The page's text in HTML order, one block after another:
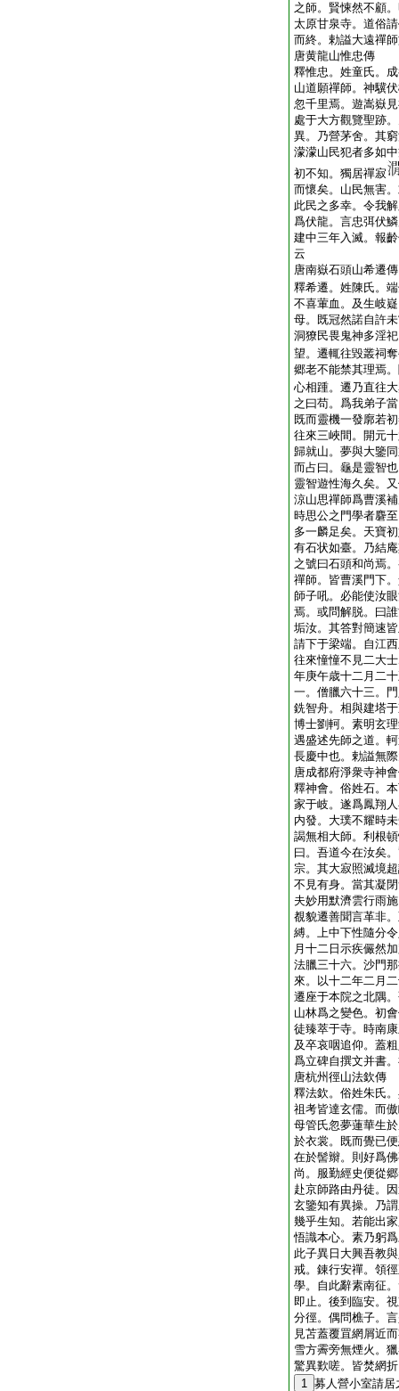
之師。賢悚然不顧
太原甘泉寺。道俗
而終。勅謚大遠禪
唐黄龍山惟忠傳
釋惟忠。姓童氏。
山道願禪師。神驥
忽千里焉。遊嵩嶽
處于大方觀覽聖跡
異。乃營茅舍。其
濛濛山民犯者多如
初不知。獨居禪寂
而懷矣。山民無害
此民之多幸。令我
爲伏龍。言忠弭伏
建中三年入滅。報
云
唐南嶽石頭山希遷傳
釋希遷。姓陳氏。
不喜葷血。及生岐
母。既冠然諾自許
洞獠民畏鬼神多淫
望。遷輒往毀叢祠
郷老不能禁其理焉
心相踵。遷乃直往
之曰苟。爲我弟子
既而靈機一發廓若
往來三峽間。開元
歸就山。夢與大鑒
而占曰。龜是靈智
靈智遊性海久矣。
涼山思禪師爲曹溪
時思公之門學者麏
多一麟足矣。天寶
有石状如臺。乃結
之號曰石頭和尚焉
禪師。皆曹溪門下
師子吼。必能使汝
焉。或問解脱。曰
垢汝。其答對簡速
請下于梁端。自江
往來憧憧不見二大
年庚午歳十二月二
一。僧臘六十三。
銑智舟。相與建塔
博士劉軻。素明玄
遇盛述先師之道。
長慶中也。勅謚無
唐成都府淨衆寺神
釋神會。俗姓石。
家于岐。遂爲鳳翔
内發。大璞不耀時
謁無相大師。利根
曰。吾道今在汝矣
宗。其大寂照滅境
不見有身。當其凝
夫妙用默濟雲行雨
覩貌遷善聞言革非
縛。上中下性隨分
月十二日示疾儼然
法臘三十六。沙門
來。以十二年二月
遷座于本院之北隅
山林爲之變色。初
徒臻萃于寺。時南
及卒哀咽追仰。蓋
爲立碑自撰文并書
唐杭州徑山法欽傳
釋法欽。俗姓朱氏
祖考皆達玄儒。而
母管氏忽夢蓮華生
於衣裳。既而覺已
在於髻辮。則好爲
尚。服勤經史便從
赴京師路由丹徒。
玄鑒知有異操。乃
幾乎生知。若能出
悟識本心。素乃躬
此子異日大興吾教
戒。錬行安禪。領
學。自此辭素南征
即止。後到臨安。
分徑。偶問樵子。
見苫蓋覆罝網屑近
雪方霽旁無煙火。
驚異歎嗟。皆焚網
1 募人營小室請